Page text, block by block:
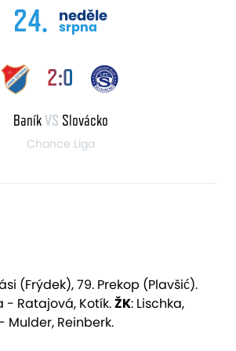
24. neděle
srpna
2:0
BaníkVS Slovácko
Chance Liga
(Frýdek), 79. Prekop (Plavšić).
- Ratajová, Kotík.ŽK: Lischka,
Mulder, Reinberk.